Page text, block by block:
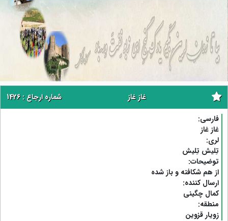
غاز غاز
شماره ارجاع : 1426
فارسی:
غاز غاز
لری:
تِلیش تِلیش
توضیحات:
از هم شکافته و باز شده
ارسال کننده:
کمال چگینی
منطقه:
زویار قزوین